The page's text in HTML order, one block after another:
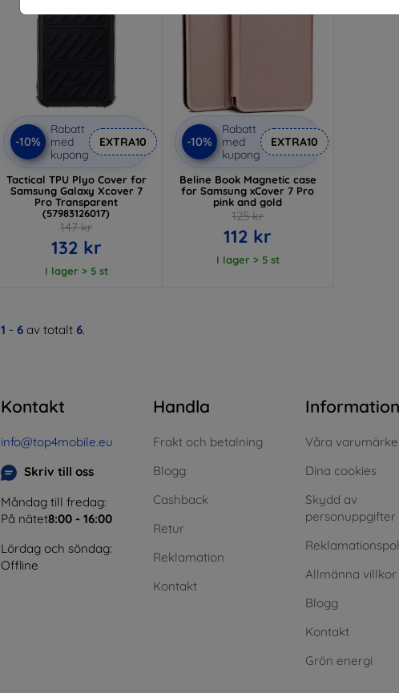
-10%
Rabatt
med
kupong
EXTRA10
Tactical TPU Plyo Cover for
Samsung Galaxy Xcover 7
Pro Transparent
(57983126017)
147 kr
132 kr
I lager > 5 st
-10%
Rabatt
med
kupong
EXTRA10
Beline Book Magnetic case
for Samsung xCover 7 Pro
pink and gold
125 kr
112 kr
I lager > 5 st
1 - 6 av totalt 6.
Kontakt
info@top4mobile.eu
Skriv till oss
Måndag till fredag:
På nätet8:00 - 16:00
Lördag och söndag:
Offline
Handla
Frakt och betalning
Blogg
Cashback
Retur
Reklamation
Kontakt
Information
Våra
Dina cookies
Skydd av
personuppgifter
Allmänna villkor
Blogg
Kontakt
Grön energi